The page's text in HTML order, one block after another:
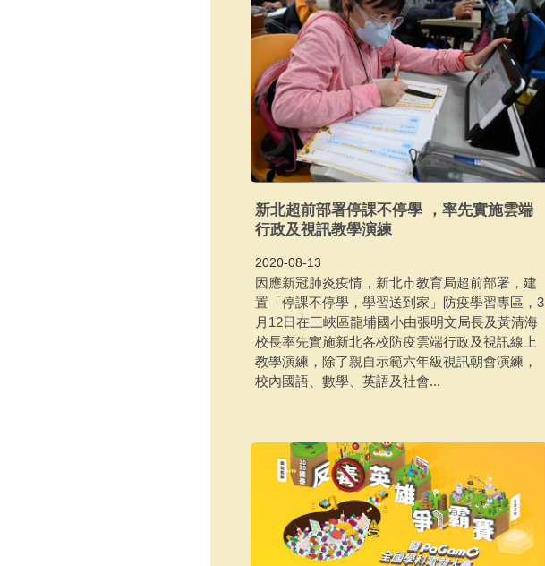
新北超前部署停課不停學 ，率先實施雲端
行政及視訊教學演練
2020-08-13
因應新冠肺炎疫情，新北市教育局超前部署，建
置「停課不停學，學習送到家」防疫學習專區，3
月12日在三峽區龍埔國小由張明文局長及黃清海
校長率先實施新北各校防疫雲端行政及視訊線上
教學演練，除了親自示範六年級視訊朝會演練，
校內國語、數學、英語及社會...